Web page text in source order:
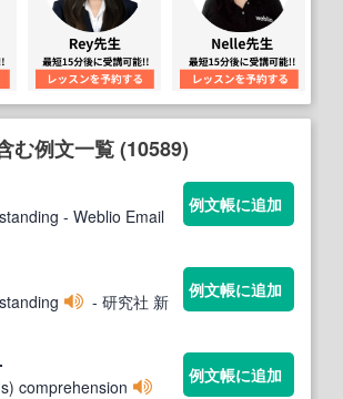
む例文一覧 (10589)
- Weblio Email
例文帳に追加
- 研究社 新
例文帳に追加
comprehension
例文帳に追加